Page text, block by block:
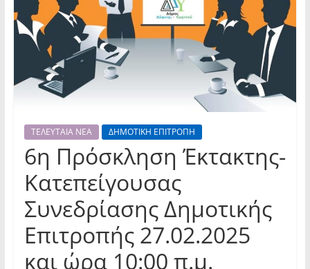
ΤΕΛΕΥΤΑΙΑ ΝΕΑ ΔΗΜΟΤΙΚΗ ΕΠΙΤΡΟΠΗ
6η Πρόσκληση Έκτακτης-
Κατεπείγουσας
Συνεδρίασης Δημοτικής
Επιτροπής 27.02.2025
και ώρα 10:00 π.μ.